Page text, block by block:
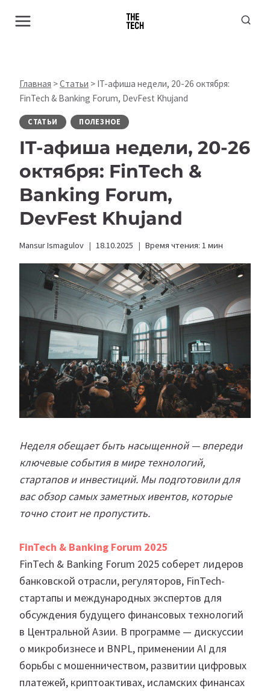
Главная >Статьи > IT-афиша недели, 20-26 октября:
FinTech & Banking Forum, DevFest Khujand
СТАТЬИ ПОЛЕЗНОЕ
IT-афиша недели, 20-26
октября: FinTech &
Banking Forum,
DevFest Khujand
Mansur Ismagulov 18.10.2025 Время чтения: 1 мин
Неделя обещает быть насыщенной — впереди
ключевые события в мире технологий,
стартапов и инвестиций. Мы подготовили для
вас обзор самых заметных ивентов, которые
точно стоит не пропустить.
FinTech & Banking Forum 2025
FinTech & Banking Forum 2025 соберет лидеров
банковской отрасли, регуляторов, FinTech-
стартапы и международных экспертов для
обсуждения будущего финансовых технологий
в Центральной Азии. В программе — дискуссии
о микробизнесе и BNPL, применении AI для
борьбы с мошенничеством, развитии цифровых
платежей, криптоактивах, исламских финансах